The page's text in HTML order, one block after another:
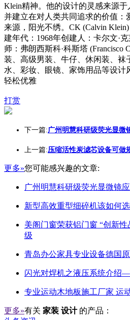
Klein精神。他的设计的灵感来源于
并建立在对人类共同追求的价值：
来源，阳光不绣。CK (Calvin
建年代：1968年创建人：卡尔文·
师：弗朗西斯科·科斯塔 (Francisco
装、高级男装、牛仔、休闲装、袜
水、彩妆、眼镜、家饰用品等设计
轻松优雅
打赏
下一篇:广州明慧科研级荧光显微
上一篇:压缩活性炭滤芯设备可做
更多»您可能感兴趣的文章:
广州明慧科研级荧光显微镜
新型高效重型细碎机该如何
美阁门窗荣获铝门窗 “创新
级
青岛办公家具专业设备德国
闪光对焊机之液压系统介绍
专业运动木地板施工厂家 运
更多»有关 家装 设计 的产品：